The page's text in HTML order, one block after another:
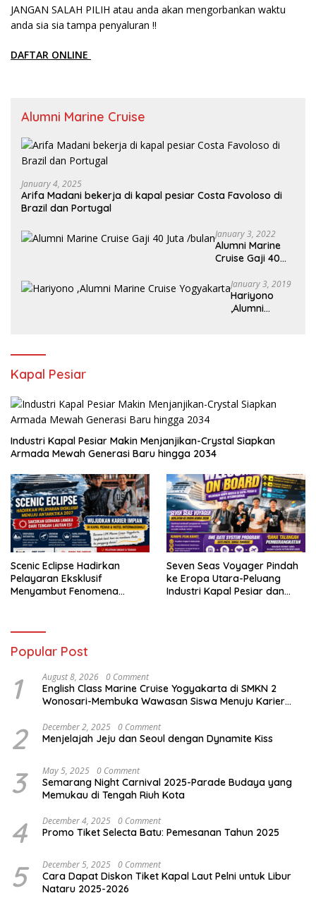
JANGAN SALAH PILIH atau anda akan mengorbankan waktu
anda sia sia tampa penyaluran !!
DAFTAR ONLINE
Alumni Marine Cruise
January 4, 2025
Arifa Madani bekerja di kapal pesiar Costa Favoloso di
Brazil dan Portugal
January 3, 2022
Alumni Marine
Cruise Gaji 40
January 3, 2019
Hariyono
,Alumni
Kapal Pesiar
Industri Kapal Pesiar Makin Menjanjikan-Crystal Siapkan
Armada Mewah Generasi Baru hingga 2034
Scenic Eclipse Hadirkan
Pelayaran Eksklusif
Menyambut Fenomena
Seven Seas Voyager Pindah
ke Eropa Utara-Peluang
Industri Kapal Pesiar dan
Popular Post
1 August 8, 2026 0 Comment
English Class Marine Cruise Yogyakarta di SMKN 2
Wonosari-Membuka Wawasan Siswa Menuju Karier
2 December 2, 2025 0 Comment
Menjelajah Jeju dan Seoul dengan Dynamite Kiss
3 May 5, 2025 0 Comment
Semarang Night Carnival 2025-Parade Budaya yang
Memukau di Tengah Riuh Kota
4 December 4, 2025 0 Comment
Promo Tiket Selecta Batu: Pemesanan Tahun 2025
5 December 5, 2025 0 Comment
Cara Dapat Diskon Tiket Kapal Laut Pelni untuk Libur
Nataru 2025-2026